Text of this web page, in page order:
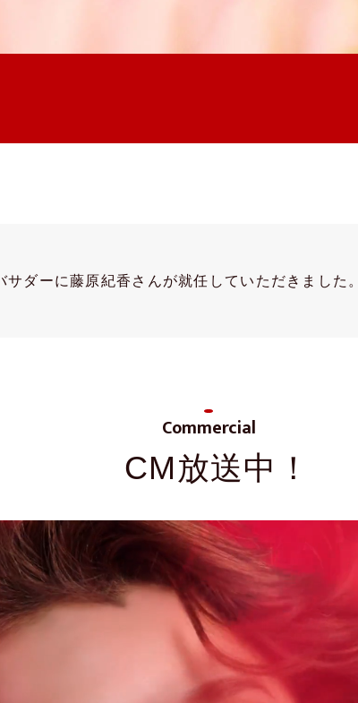
サダーに藤原紀香さんが就任していただきました。
Commercial
CM放送中！